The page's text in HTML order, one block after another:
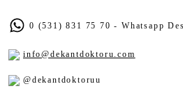
0 (531) 831 75 70 - Whatsapp
info@dekantdoktoru.com
@dekantdoktoruu